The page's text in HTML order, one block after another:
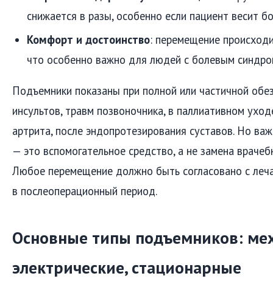
снижается в разы, особенно если пациент весит
Комфорт и достоинство: перемещение
что особенно важно для людей с болевым
Подъемники показаны при полной или частичной
инсультов, травм позвоночника, в паллиативном
артрита, после эндопротезирования суставов. Но
— это вспомогательное средство, а не замена
Любое перемещение должно быть согласовано с
в послеоперационный период.
Основные типы подъемников:
электрические, стационарные